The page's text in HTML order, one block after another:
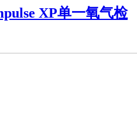
XP单一氧气检